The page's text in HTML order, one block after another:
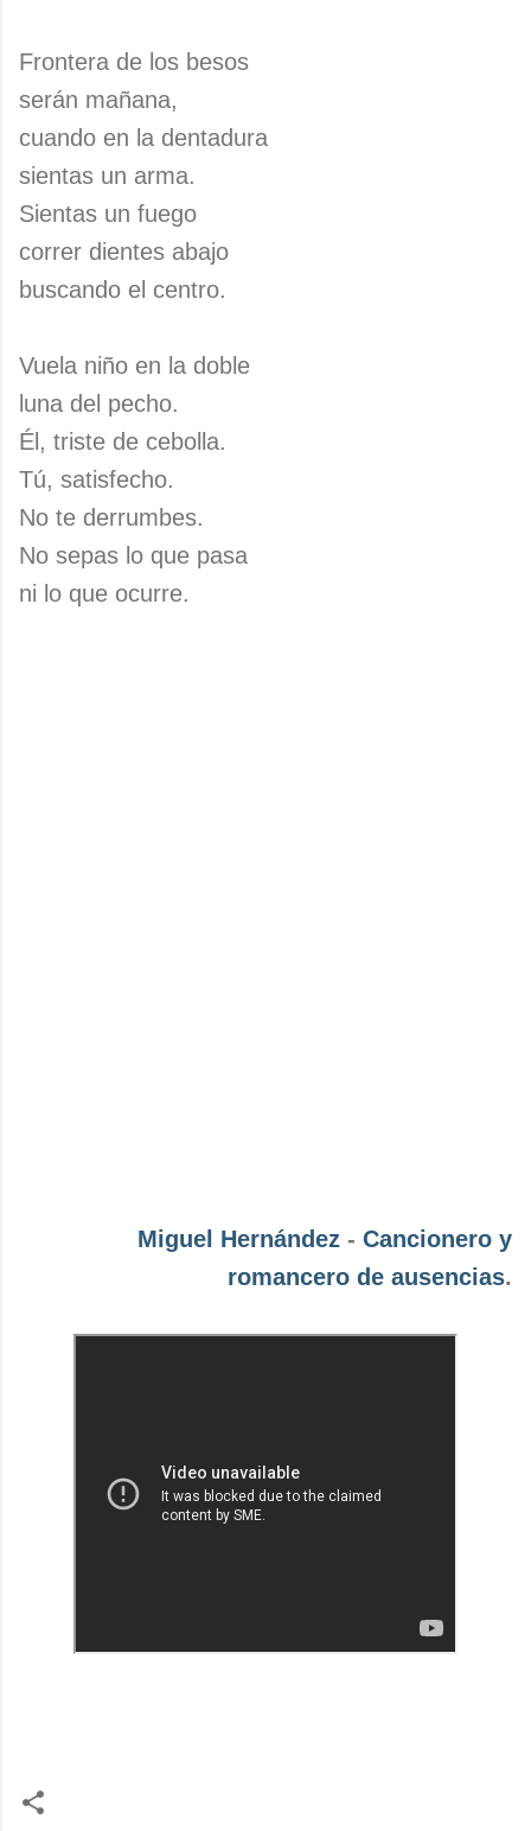
Frontera de los besos
serán mañana,
cuando en la dentadura
sientas un arma.
Sientas un fuego
correr dientes abajo
buscando el centro.
Vuela niño en la doble
luna del pecho.
Él, triste de cebolla.
Tú, satisfecho.
No te derrumbes.
No sepas lo que pasa
ni lo que ocurre.
Miguel Hernández - Cancionero y
romancero de ausencias.